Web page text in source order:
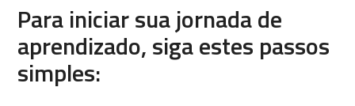
Para iniciar sua jornada de
aprendizado, siga estes passos
simples: